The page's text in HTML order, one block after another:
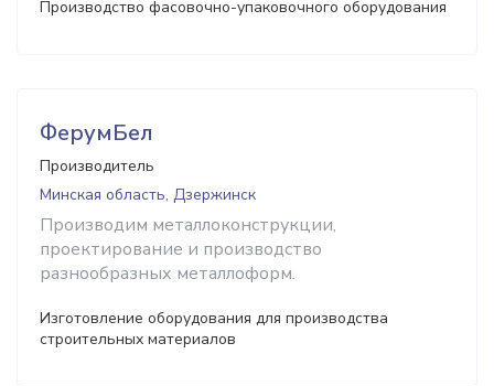
Производство фасовочно-упаковочного оборудования
ФерумБел
Производитель
Минская область, Дзержинск
Производим металлоконструкции,
проектирование и производство
разнообразных металлоформ.
Изготовление оборудования для производства
строительных материалов